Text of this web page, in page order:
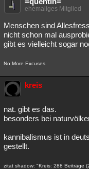
ehemaliges Mitglied
Menschen sind
nicht schon mal
gibt es vielleicht sogar
No More Excuses.
kreis
nat. gibt es das.
besonders bei
kannibalismus ist in
gestellt.
zitat shadow: "Kreis: 288 Beiträge